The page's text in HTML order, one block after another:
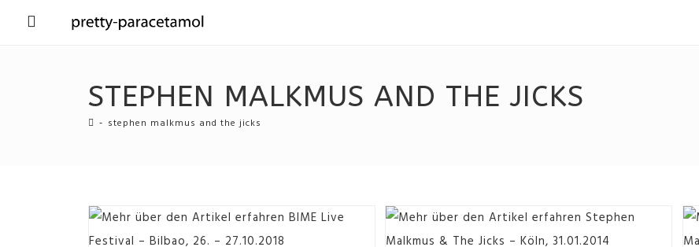
STEPHEN MALKMUS AND THE JICKS
- stephen malkmus and the jicks